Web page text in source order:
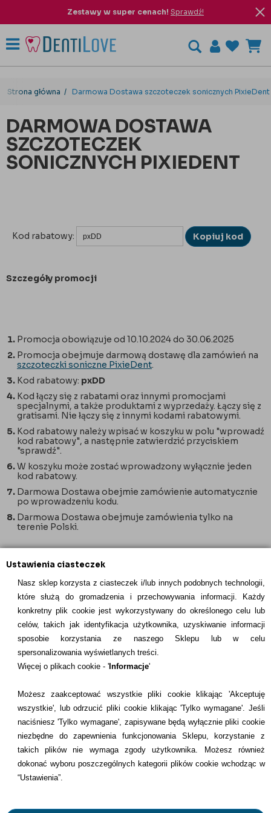
Ustawienia ciasteczek
Nasz sklep korzysta z ciasteczek i/lub innych podobnych technologii,
które służą do gromadzenia i przechowywania informacji. Każdy
konkretny plik cookie jest wykorzystywany do określonego celu lub
celów, takich jak identyfikacja użytkownika, uzyskiwanie informacji
sposobie korzystania ze naszego Sklepu lub w celu
spersonalizowania wyświetlanych treści.
Więcej o plikach cookie - 'Informacje'
Możesz zaakceptować wszystkie pliki cookie klikając 'Akceptuję
wszystkie', lub odrzucić pliki cookie klikając 'Tylko wymagane'. Jeśli
naciśniesz 'Tylko wymagane', zapisywane będą wyłącznie pliki cookie
niezbędne do zapewnienia funkcjonowania Sklepu, korzystanie z
takich plików nie wymaga zgody użytkownika. Możesz również
dokonać wyboru poszczególnych kategorii plików cookie wchodząc w
“Ustawienia”.
Zestawy w super cenach! Sprawdź!
Strona główna Darmowa Dostawa szczoteczek sonicznych PixieDent
DARMOWA DOSTAWA
SZCZOTECZEK
SONICZNYCH PIXIEDENT
Kod rabatowy: Kopiuj kod
Szczegóły promocji
Promocja obowiązuje od 10.10.2024 do 30.06.2025
Promocja obejmuje darmową dostawę dla zamówień na
szczoteczki soniczne PixieDent.
Kod rabatowy: pxDD
Kod łączy się z rabatami oraz innymi promocjami
specjalnymi, a także produktami z wyprzedaży. Łączy się z
gratisami. Nie łączy się z innymi kodami rabatowymi.
Kod rabatowy należy wpisać w koszyku w polu "wprowadź
kod rabatowy", a następnie zatwierdzić przyciskiem
"sprawdź".
W koszyku może zostać wprowadzony wyłącznie jeden
kod rabatowy.
Darmowa Dostawa obejmie zamówienie automatycznie
po wprowadzeniu kodu.
Darmowa Dostawa obejmuje zamówienia tylko na
terenie Polski.
Sortuj po:
INFORMACJE KONTAKTOWE
Informacje
Dostawcy
Kontakt
+48 22 113 4446